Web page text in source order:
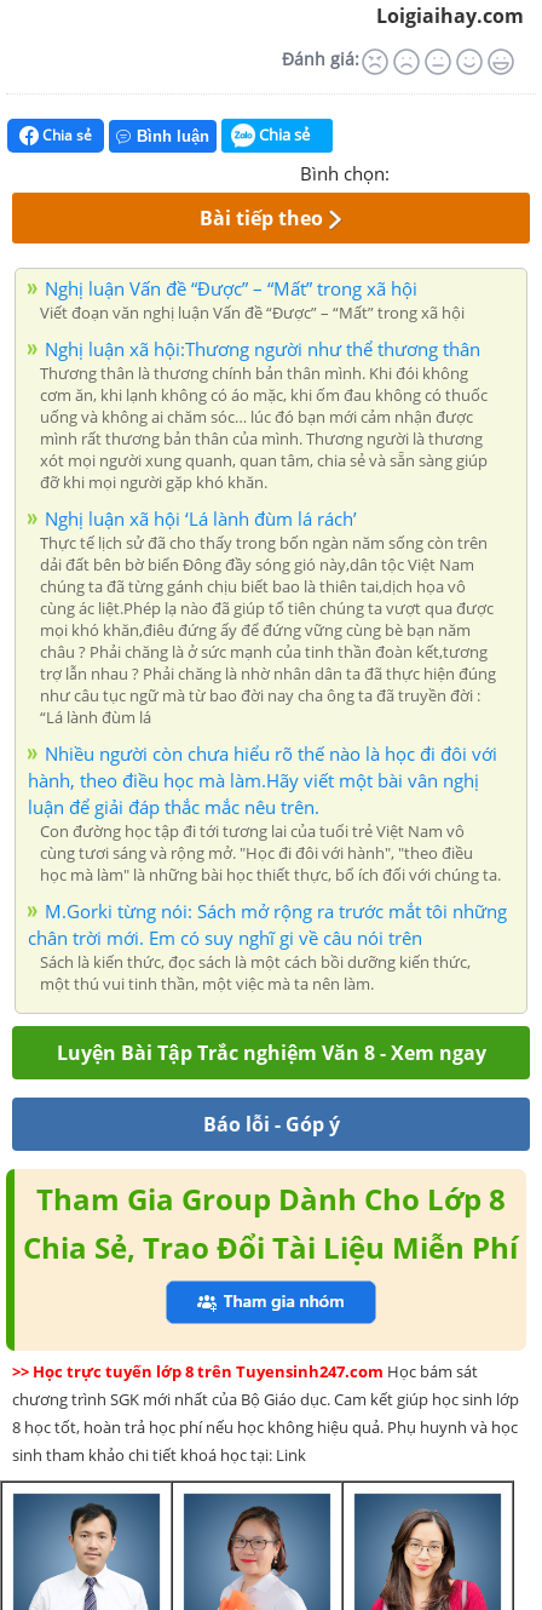
Loigiaihay.com
Đánh giá:
Chia sẻ Bình luận Chia sẻ
Bình chọn:
Bài tiếp theo
Nghị luận Vấn đề “Được” – “Mất” trong xã hội
Viết đoạn văn nghị luận Vấn đề “Được” – “Mất” trong xã hội
Nghị luận xã hội:Thương người như thể thương thân
Thương thân là thương chính bản thân mình. Khi đói không
cơm ăn, khi lạnh không có áo mặc, khi ốm đau không có thuốc
uống và không ai chăm sóc… lúc đó bạn mới cảm nhận được
mình rất thương bản thân của mình. Thương người là thương
xót mọi người xung quanh, quan tâm, chia sẻ và sẵn sàng giúp
đỡ khi mọi người gặp khó khăn.
Nghị luận xã hội ‘Lá lành đùm lá rách’
Thực tế lịch sử đã cho thấy trong bốn ngàn năm sống còn trên
dải đất bên bờ biển Đông đầy sóng gió này,dân tộc Việt Nam
chúng ta đã từng gánh chịu biết bao là thiên tai,dịch họa vô
cùng ác liệt.Phép lạ nào đã giúp tổ tiên chúng ta vượt qua được
mọi khó khăn,điêu đứng ấy để đứng vững cùng bè bạn năm
châu ? Phải chăng là ở sức mạnh của tinh thần đoàn kết,tương
trợ lẫn nhau ? Phải chăng là nhờ nhân dân ta đã thực hiện đúng
như câu tục ngữ mà từ bao đời nay cha ông ta đã truyền đời :
“Lá lành đùm lá
Nhiều người còn chưa hiểu rõ thế nào là học đi đôi với
hành, theo điều học mà làm.Hãy viết một bài vân nghị
luận để giải đáp thắc mắc nêu trên.
Con đường học tập đi tới tương lai của tuổi trẻ Việt Nam vô
cùng tươi sáng và rộng mở. "Học đi đôi với hành", "theo điều
học mà làm" là những bài học thiết thực, bổ ích đối với chúng ta.
M.Gorki từng nói: Sách mở rộng ra trước mắt tôi những
chân trời mới. Em có suy nghĩ gi về câu nói trên
Sách là kiến thức, đọc sách là một cách bồi dưỡng kiến thức,
một thú vui tinh thần, một việc mà ta nên làm.
Luyện Bài Tập Trắc nghiệm Văn 8 - Xem ngay
Báo lỗi - Góp ý
Tham Gia Group Dành Cho Lớp 8
Chia Sẻ, Trao Đổi Tài Liệu Miễn Phí
>> Học trực tuyến lớp 8 trên Tuyensinh247.com Học bám sát
chương trình SGK mới nhất của Bộ Giáo dục. Cam kết giúp học sinh lớp
8 học tốt, hoàn trả học phí nếu học không hiệu quả. Phụ huynh và học
sinh tham khảo chi tiết khoá học tại: Link